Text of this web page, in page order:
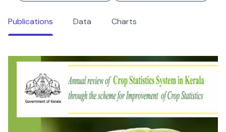
Publications Data Charts